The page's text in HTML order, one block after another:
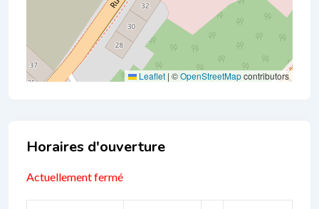
Leaflet | ©OpenStreetMapcontributors
Business Hours
Actuellement fermé